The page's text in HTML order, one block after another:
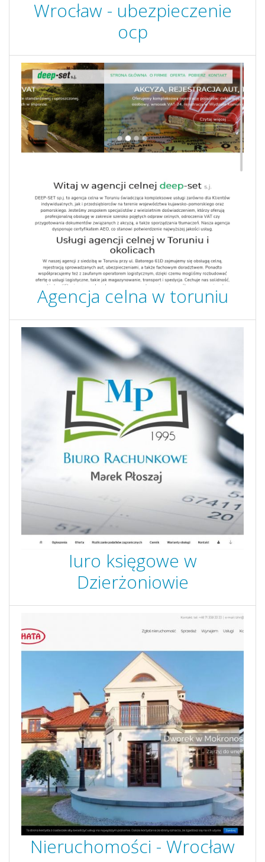
Wrocław - ubezpieczenie
ocp
Agencja celna w toruniu
Iuro księgowe w
Dzierżoniowie
Nieruchomości - Wrocław